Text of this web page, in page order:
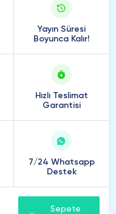
Yayın Süresi
Boyunca Kalır!
Hızlı Teslimat
Garantisi
7/24 Whatsapp
Destek
Sepete